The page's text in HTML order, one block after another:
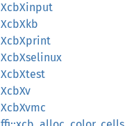
XcbXinput
XcbXkb
XcbXprint
XcbXselinux
XcbXtest
XcbXv
XcbXvmc